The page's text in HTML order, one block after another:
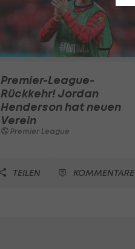
Premier-League-
Rückkehr! Jordan
Henderson hat neuen
Verein
Premier League
TEILEN KOMMENTARE